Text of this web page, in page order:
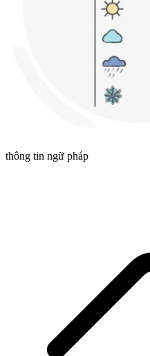
thông tin ngữ pháp